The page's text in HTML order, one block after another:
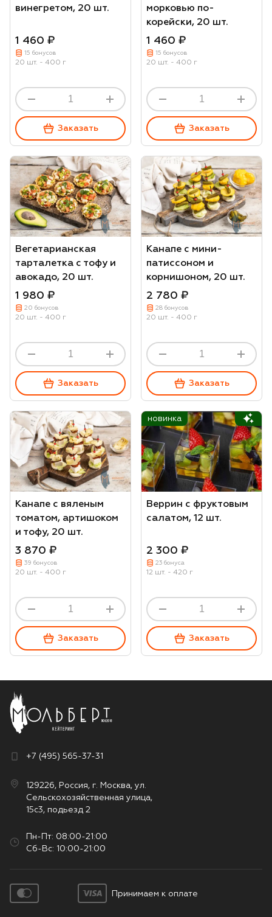
винегретом, 20 шт.
1 460 ₽
15 бонусов
20 шт. - 400 г
Заказать
морковью по-
корейски, 20 шт.
1 460 ₽
15 бонусов
20 шт. - 400 г
Заказать
Вегетарианская
тарталетка с тофу и
авокадо, 20 шт.
1 980 ₽
20 бонусов
20 шт. - 400 г
Заказать
Канапе с мини-
патиссоном и
корнишоном, 20 шт.
2 780 ₽
28 бонусов
20 шт. - 400 г
Заказать
Канапе с вяленым
томатом, артишоком
и тофу, 20 шт.
3 870 ₽
39 бонусов
20 шт. - 400 г
Заказать
новинка
Веррин с фруктовым
салатом, 12 шт.
2 300 ₽
23 бонуса
12 шт. - 420 г
Заказать
+7 (495) 565-37-31
129226, Россия, г. Москва, ул.
Сельскохозяйственная улица,
15с3, подьезд 2
Пн-Пт: 08:00-21:00
Сб-Вс: 10:00-21:00
Принимаем к оплате